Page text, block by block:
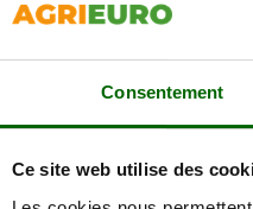
Consentement
Ce site web utilise des
anti-coupures sont les
la coupe
: les vêtements et
offrent des couches
et les membres
: les